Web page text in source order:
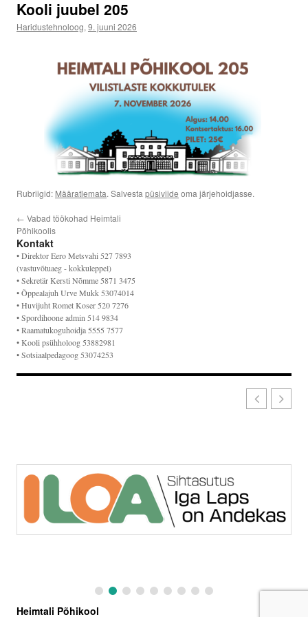
Kooli juubel 205
Haridustehnoloog, 9. juuni 2026
Rubriigid: Määratlemata. Salvestapüsiviide oma järjehoidjasse.
← Vabad töökohad Heimtali
Põhikoolis
Kontakt
• Direktor Eero Metsvahi 527 7893
(vastuvõtuaeg - kokkuleppel)
• Sekretär Kersti Nõmme 5871 3475
• Õppealajuh Urve Mukk 53074014
• Huvijuht Romet Koser 520 7276
• Spordihoone admin 514 9834
• Raamatukoguhoidja 5555 7577
• Kooli psühholoog 53882981
• Sotsiaalpedagoog 53074253
Heimtali Põhikool